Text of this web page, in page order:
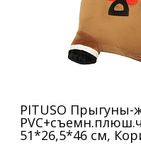
PITUSO
51*26,5*46 см,